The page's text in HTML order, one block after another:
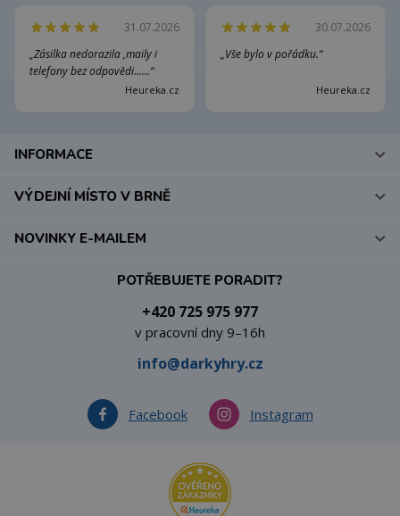
31.07.2026
„Zásilka nedorazila ,maily i
telefony bez odpovědi......“
Heureka.cz
30.07.2026
„Vše bylo v pořádku.“
Heureka.cz
INFORMACE
VÝDEJNÍ MÍSTO V BRNĚ
POTŘEBUJETE PORADIT?
+420 725 975 977
v pracovní dny 9–16h
info@darkyhry.cz
Facebook Instagram
NOVINKY E-MAILEM